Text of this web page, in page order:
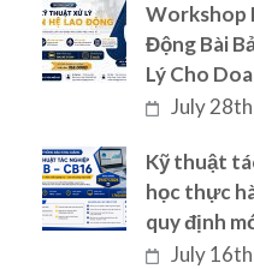
Workshop
Động Bài
Lý Cho
July
Kỹ thuật
học thực
quy định
July